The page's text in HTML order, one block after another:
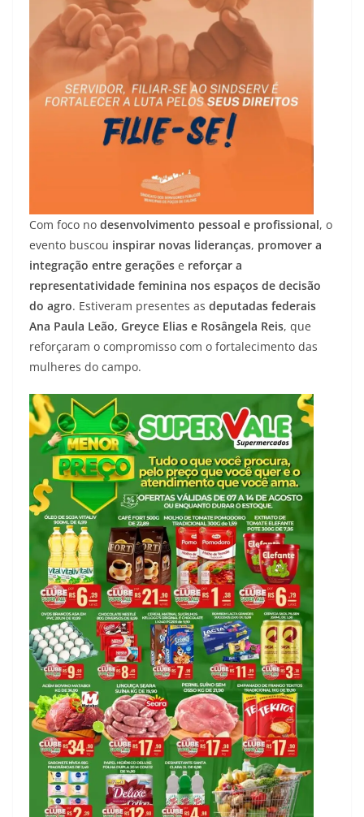
Com foco no desenvolvimento pessoal e profissional, o
evento buscou inspirar novas lideranças, promover a
integração entre gerações e reforçar a
representatividade feminina nos espaços de decisão
do agro. Estiveram presentes as deputadas federais
Ana Paula Leão, Greyce Elias e Rosângela Reis, que
reforçaram o compromisso com o fortalecimento das
mulheres do campo.